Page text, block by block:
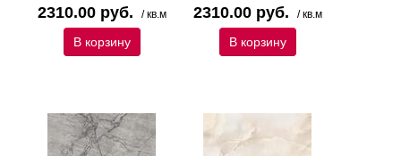
2310.00 руб. / кв.м
В корзину
2310.00 руб. / кв.м
В корзину